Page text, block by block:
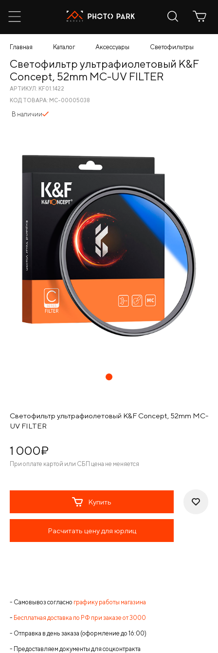
Главная Каталог Аксессуары Светофильтры
Светофильтр ультрафиолетовый K&F Concept, 52mm MC-
UV FILTER
1 000¤
При оплате картой или СБП цена не меняется
Купить
Расчитать цену для юрлиц
- Самовывоз согласно графику работы магазина
- Бесплатная доставка по РФ при заказе от 3000
- Отправка в день заказа (оформление до 16:00)
- Предоставляем документы для соцконтракта
Светофильтр ультрафиолетовый K&F
Concept, 52mm MC-UV FILTER
АРТИКУЛ: KF01.1422
КОД ТОВАРА: МС-00005038
В наличии